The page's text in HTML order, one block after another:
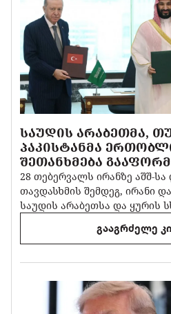
ᲡᲐᲣᲓᲘᲡ ᲐᲠᲐᲑᲔᲗᲛᲐ,
ᲞᲐᲙᲘᲡᲢᲐᲜᲛᲐ
ᲨᲔᲗᲐᲜᲮᲛᲔᲑᲐ
28 თებერვალს ირანზე აშშ-
თავდასხმის შემდეგ, ირანი
საუდის არაბეთსა და ყურის
გააგრძელე